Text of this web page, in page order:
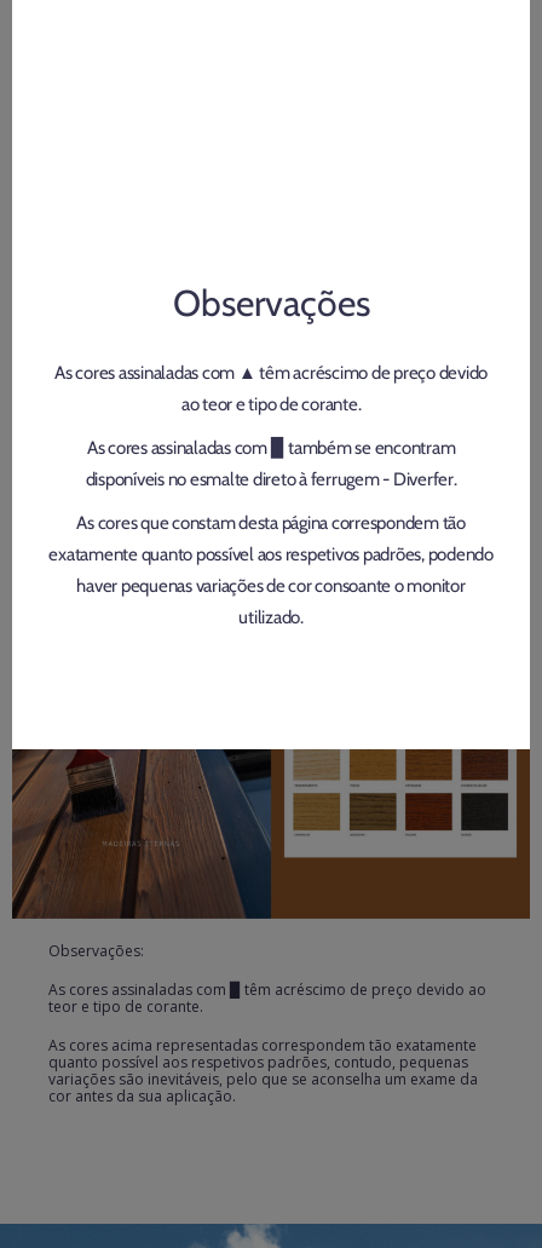
Observações:
As cores assinaladas com ▉ têm acréscimo de preço devido ao
teor e tipo de corante.
As cores acima representadas correspondem tão exatamente
quanto possível aos respetivos padrões, contudo, pequenas
variações são inevitáveis, pelo que se aconselha um exame da
cor antes da sua aplicação.
Observações
As cores assinaladas com ▲ têm acréscimo de preço devido
ao teor e tipo de corante.
As cores assinaladas com ▉ também se encontram
disponíveis no esmalte direto à ferrugem - Diverfer.
As cores que constam desta página correspondem tão
exatamente quanto possível aos respetivos padrões, podendo
haver pequenas variações de cor consoante o monitor
utilizado.